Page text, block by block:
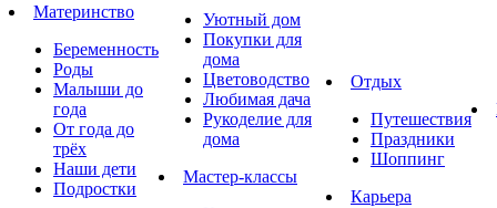
Материнство
Беременность
Роды
Малыши до
года
От года до
трёх
Наши дети
Подростки
Уютный дом
Покупки для
дома
Цветоводство
Любимая дача
Рукоделие для
дома
Мастер-классы
Отдых
Путешествия
Праздники
Шоппинг
Карьера